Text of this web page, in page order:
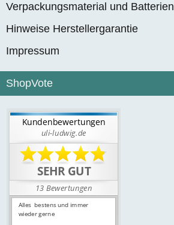
Verpackungsmaterial und Batterien
Hinweise Herstellergarantie
Impressum
ShopVote